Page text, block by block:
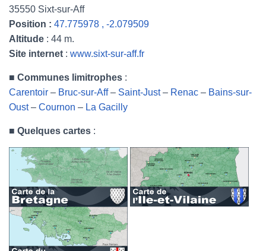
35550 Sixt-sur-Aff
Position : 47.775978 , -2.079509
Altitude : 44 m.
Site internet : www.sixt-sur-aff.fr
■ Communes limitrophes :
Carentoir – Bruc-sur-Aff– Saint-Just– Renac – Bains-sur-
Oust– Cournon – La Gacilly
■ Quelques cartes :